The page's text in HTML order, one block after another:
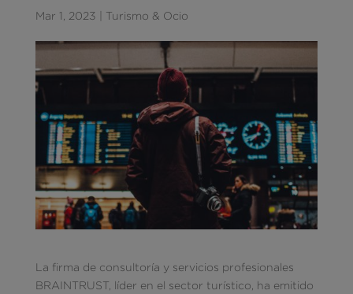
Mar 1, 2023 Turismo & Ocio
La firma de consultoría y servicios profesionales
BRAINTRUST, líder en el sector turístico, ha emitido